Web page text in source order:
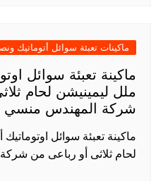
ماكينات تعبئة سوائل أتوماتيك
ملل ليمينيشن لحام
شركة المهندس منسي
لحام ثلاثى أو رباعى من